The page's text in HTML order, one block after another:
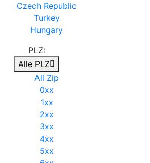
Czech Republic
Turkey
Hungary
PLZ:
Alle PLZ
All Zip
0xx
1xx
2xx
3xx
4xx
5xx